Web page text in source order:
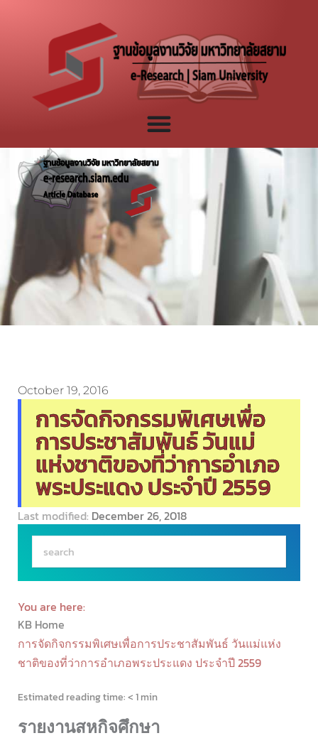
October 19, 2016
การจัดกิจกรรมพิเศษเพื่อ
การประชาสัมพันธ์ วันแม่
แห่งชาติของที่ว่าการอำเภอ
พระประแดง ประจำปี 2559
Last modified: December 26, 2018
You are here:
KB Home
การจัดกิจกรรมพิเศษเพื่อการประชาสัมพันธ์ วันแม่แห่ง
ชาติของที่ว่าการอำเภอพระประแดง ประจำปี 2559
Estimated reading time:< 1 min
รายงานสหกิจศึกษา